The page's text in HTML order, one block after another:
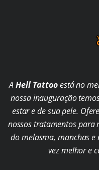
AHell Tattooestá no
nossa inauguração
estar e de sua pele.
nossos tratamentos para
do melasma, manchas e
vez melhor e